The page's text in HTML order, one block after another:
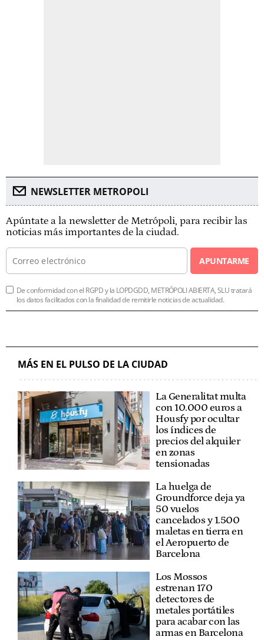
NEWSLETTER METROPOLI
Apúntate a la newsletter de Metrópoli, para recibir las
noticias más importantes de la ciudad.
APUNTARME
De conformidad con el RGPD y la LOPDGDD, METRÓPOLI ABIERTA, SLU tratará
los datos facilitados con la finalidad de remitirle noticias de actualidad.
MÁS EN EL PULSO DE LA CIUDAD
La Generalitat multa
con 10.000 euros a
Housfy por ocultar
los índices de
precios del alquiler
en zonas
tensionadas
La huelga de
Groundforce deja ya
50 vuelos
cancelados y 1.500
maletas en tierra en
el Aeropuerto de
Barcelona
Los Mossos
estrenan 170
detectores de
metales portátiles
para acabar con las
armas en Barcelona